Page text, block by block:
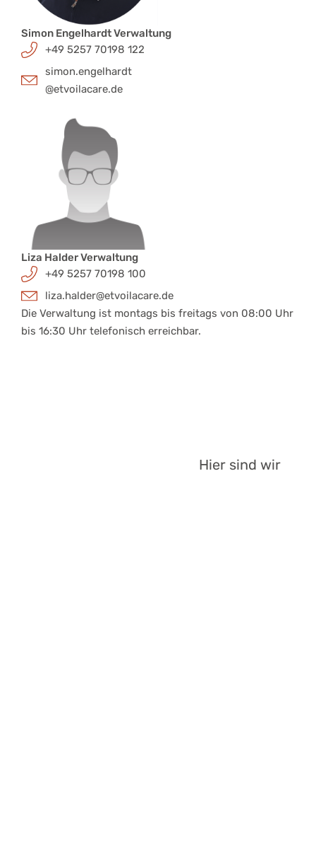
Simon Engelhardt Verwaltung
+49 5257 70198 122
simon.engelhardt
@etvoilacare.de
Liza Halder Verwaltung
+49 5257 70198 100
liza.halder@etvoilacare.de
Die Verwaltung ist montags bis freitags von 08:00 Uhr
bis 16:30 Uhr telefonisch erreichbar.
Hier sind wir